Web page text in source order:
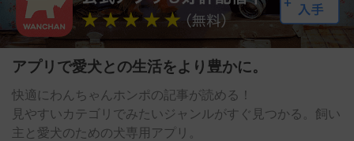
アプリで愛犬との生活をより豊かに。
快適にわんちゃんホンポの記事が読める！
見やすいカテゴリでみたいジャンルがすぐ見つかる。飼い
主と愛犬のための犬専用アプリ。